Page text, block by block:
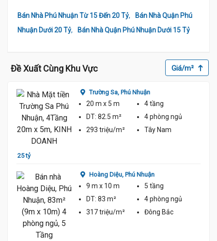
Bán Nhà Phú Nhuận Từ 15 Đến 20 Tỷ,
Bán Nhà Quận Phú
Nhuận Dưới 20 Tỷ, Bán Nhà Quận Phú Nhuận Dưới 15 Tỷ
Đề Xuất Cùng Khu Vực Giá/m²
25 tỷ
Trường Sa, Phú Nhuận
20 m x 5 m
4 tầng
DT: 82.5 m² 4 phòng ngủ
293 triệu/m²
Tây Nam
Hoàng Diệu, Phú Nhuận
9 m x 10 m
5 tầng
DT: 83 m² 4 phòng ngủ
317 triệu/m²
Đông Bắc